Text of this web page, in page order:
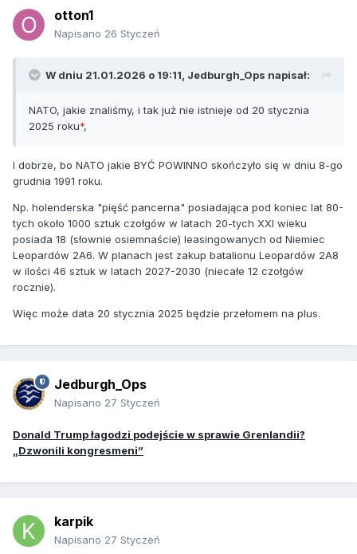
otton1
Napisano 26 Styczeń
W dniu 21.01.2026 o 19:11, Jedburgh_Ops napisał:
NATO, jakie znaliśmy, i tak już nie istnieje od 20 stycznia
2025 roku*,
I dobrze, bo NATO jakie BYĆ POWINNO skończyło się w dniu 8-go
grudnia 1991 roku.
Np. holenderska "pięść pancerna" posiadająca pod koniec lat 80-
tych około 1000 sztuk czołgów w latach 20-tych XXI wieku
posiada 18 (słownie osiemnaście) leasingowanych od Niemiec
Leopardów 2A6. W planach jest zakup batalionu Leopardów 2A8
w ilości 46 sztuk w latach 2027-2030 (niecałe 12 czołgów
rocznie).
Więc może data 20 stycznia 2025 będzie przełomem na plus.
Jedburgh_Ops
Napisano 27 Styczeń
Donald Trump łagodzi podejście w sprawie Grenlandii?
„Dzwonili kongresmeni”
karpik
Napisano 27 Styczeń